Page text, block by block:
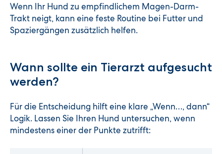
Wenn Ihr Hund zu empfindlichem Magen-Darm-
Trakt neigt, kann eine feste Routine bei Futter und
Spaziergängen zusätzlich helfen.
Wann sollte ein Tierarzt aufgesucht
werden?
Für die Entscheidung hilft eine klare „Wenn…, dann“
Logik. Lassen Sie Ihren Hund untersuchen, wenn
mindestens einer der Punkte zutrifft: